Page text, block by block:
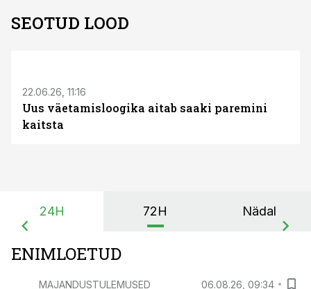
SEOTUD LOOD
22.06.26, 11:16
Uus väetamisloogika aitab saaki paremini
kaitsta
24H 72H Nädal
ENIMLOETUD
MAJANDUSTULEMUSED 06.08.26, 09:34